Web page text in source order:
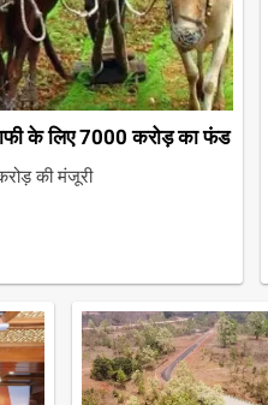
के लिए 7000 करोड़ का फंड
की मंजूरी